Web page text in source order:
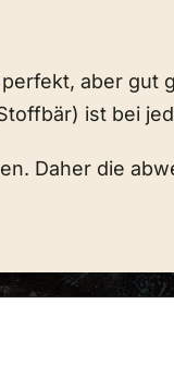
aber gut
ist bei
Daher die